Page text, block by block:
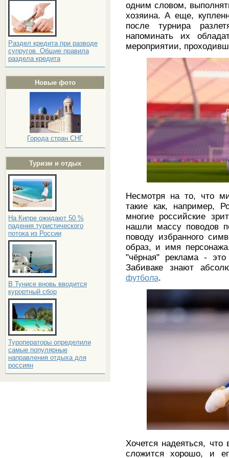
Раздел кредита при разводе
супругов. Общие правила
раздела кредита
Новые фото
Города стран СНГ
Туризм и отдых
На Кипре ожидают 50 %
падения туристического
потока из России
В Тунисе вновь вводится
курортный сбор
Туроператоры определили
самые популярные
направления отдыха для
россиян
одним словом,
хозяина. А еще,
после турнира
напоминать их
мероприятии,
Несмотря на то, что
такие как, например,
многие российские
нашли массу поводов
поводу избранного
образ, и имя
"чёрная" реклама -
Забиваке знают
футбола.
Хочется надеяться,
сложится хорошо, и